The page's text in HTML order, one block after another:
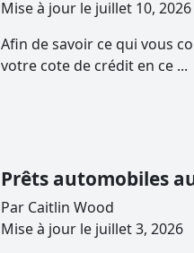
Mise à jour le juillet 10, 2026
Afin de savoir ce qui vous
votre cote de crédit en ce ...
Prêts automobiles
Par Caitlin Wood
Mise à jour le juillet 3, 2026